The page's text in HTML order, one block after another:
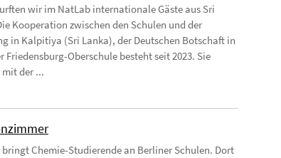
wir im NatLab internationale Gäste aus Sri
Kooperation zwischen den Schulen und der
in Kalpitiya (Sri Lanka), der Deutschen Botschaft in
Friedensburg-Oberschule besteht seit 2023. Sie
der ...
bringt Chemie-Studierende an Berliner Schulen. Dort